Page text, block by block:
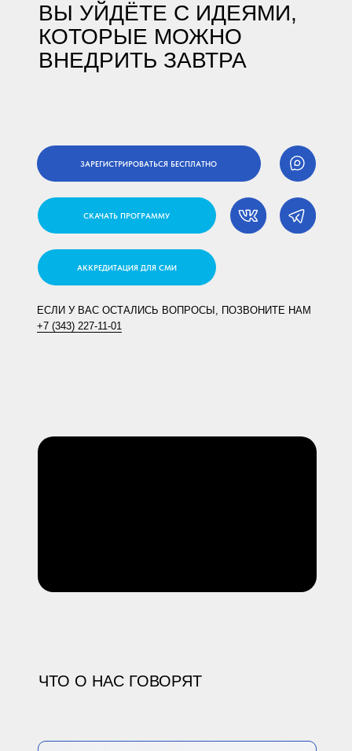
ЕСЛИ У ВАС ОСТАЛИСЬ ВОПРОСЫ, ПОЗВОНИТЕ НАМ
+7 (343) 227-11-01
ВЫ УЙДЁТЕ С ИДЕЯМИ,
КОТОРЫЕ МОЖНО
ВНЕДРИТЬ ЗАВТРА
ЗАРЕГИСТРИРОВАТЬСЯ БЕСПЛАТНО
АККРЕДИТАЦИЯ ДЛЯ СМИ
СКАЧАТЬ ПРОГРАММУ
ЧТО О НАС ГОВОРЯТ